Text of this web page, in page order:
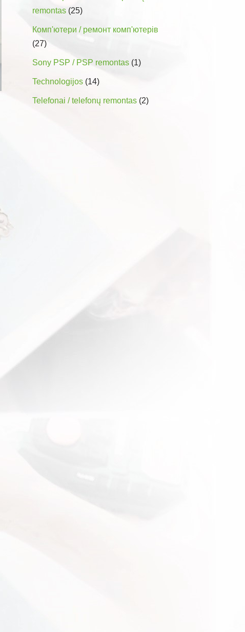
remontas (25)
Комп'ютери / ремонт комп'ютерів
(27)
Sony PSP / PSP remontas (1)
Technologijos (14)
Telefonai / telefonų remontas (2)